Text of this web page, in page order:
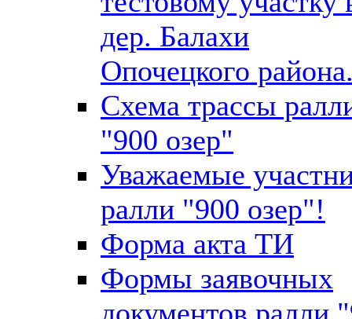
дер. Балахи
Опочецкого
Схема трассы
"900 озер"
Уважаемые
ралли "900 озер"!
Форма акта ТИ
Формы заявочных